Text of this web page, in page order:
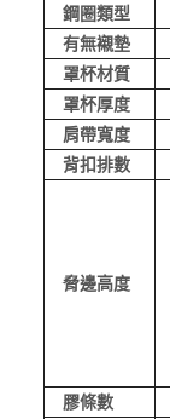
鋼圈類型
有無襯墊
罩杯材質
罩杯厚度
肩帶寬度
背扣排數
脅邊高度
膠條數